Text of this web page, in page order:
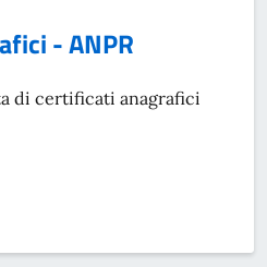
- ANPR
di certificati anagrafici
ANPR}